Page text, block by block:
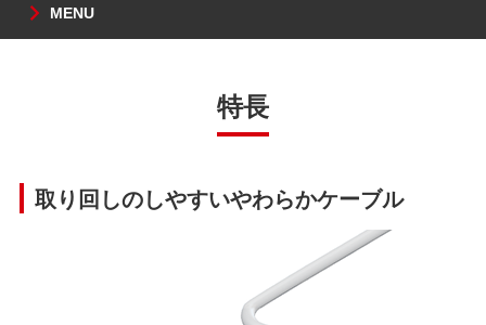
MENU
特長
取り回しのしやすいやわらかケーブル